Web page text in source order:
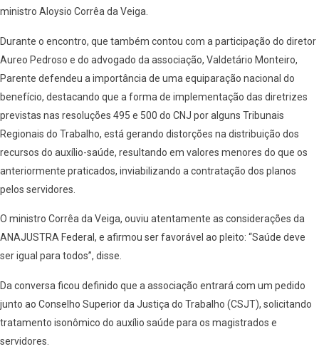
ministro Aloysio Corrêa da Veiga.
Durante o encontro, que também contou com a participação do diretor
Aureo Pedroso e do advogado da associação, Valdetário Monteiro,
Parente defendeu a importância de uma equiparação nacional do
benefício, destacando que a forma de implementação das diretrizes
previstas nas resoluções 495 e 500 do CNJ por alguns Tribunais
Regionais do Trabalho, está gerando distorções na distribuição dos
recursos do auxílio-saúde, resultando em valores menores do que os
anteriormente praticados, inviabilizando a contratação dos planos
pelos servidores.
O ministro Corrêa da Veiga, ouviu atentamente as considerações da
ANAJUSTRA Federal, e afirmou ser favorável ao pleito: “Saúde deve
ser igual para todos”, disse.
Da conversa ficou definido que a associação entrará com um pedido
junto ao Conselho Superior da Justiça do Trabalho (CSJT), solicitando
tratamento isonômico do auxílio saúde para os magistrados e
servidores.